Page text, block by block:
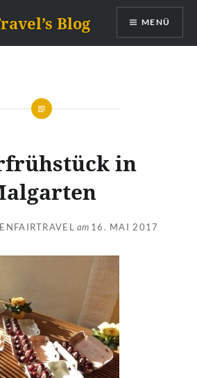
Blog MENÜ
in
am 16. MAI 2017